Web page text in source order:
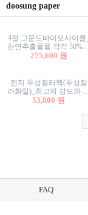
doosung paper
4절 그문드바이오사이클_
천연추출물을 각각 50%이
상 함유한 친환경그래픽
275,600 원
전지 두성컬러팩(두성칼
라화일)_최고의 강도와 평
활성을 지닌 다양한 컬러
53,800 원
FAQ